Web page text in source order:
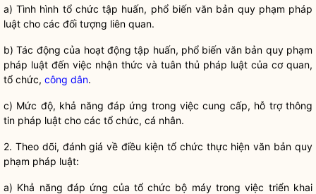
a) Tình hình tổ chức tập huấn, phổ biến văn bản quy phạm pháp
luật cho các đối tượng liên quan.
b) Tác động của hoạt động tập huấn, phổ biến văn bản quy phạm
pháp luật đến việc nhận thức và tuân thủ pháp luật của cơ quan,
tổ chức, công dân.
c) Mức độ, khả năng đáp ứng trong việc cung cấp, hỗ trợ thông
tin pháp luật cho các tổ chức, cá nhân.
2. Theo dõi, đánh giá về điều kiện tổ chức thực hiện văn bản quy
phạm pháp luật:
a) Khả năng đáp ứng của tổ chức bộ máy trong việc triển khai